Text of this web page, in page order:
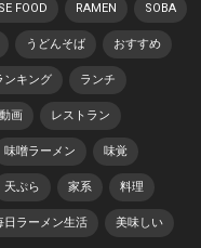
FOOD RAMEN SOBA
うどんそば おすすめ
ンキング ランチ
画 レストラン
味噌ラーメン 味覚
天ぷら 家系 料理
日ラーメン生活 美味しい